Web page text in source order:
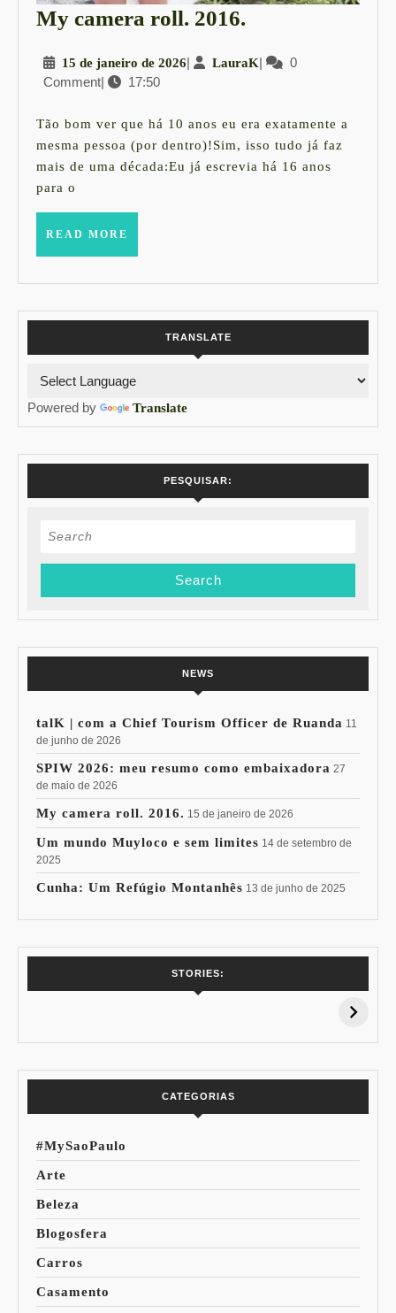
My camera roll. 2016.
roll.
15 de janeiro de 202615
de
2026
| LauraKLauraK
|
0
Comment| 17:50
Tão bom ver que há 10 anos eu era exatamente a
mesma pessoa (por dentro)!Sim, isso tudo já faz
mais de uma década:Eu já escrevia há 16 anos
para o
READ MORE
TRANSLATE
Powered by Translate
PESQUISAR:
Search
NEWS
talK | com a Chief Tourism Officer de Ruanda 11
de junho de 2026
SPIW 2026: meu resumo como embaixadora 27
de maio de 2026
My camera roll. 2016. 15 de janeiro de 2026
Um mundo Muyloco e sem limites 14 de setembro de
2025
Cunha: Um Refúgio Montanhês 13 de junho de 2025
STORIES:
15% de
Pessoal: Os
CATEGORIAS
#MySaoPaulo
Arte
Beleza
Blogosfera
Carros
Casamento